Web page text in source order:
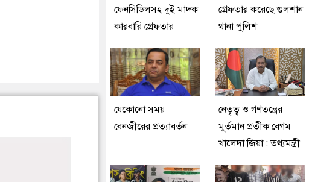
ফেনসিডিলসহ দুই মাদক
কারবারি গ্রেফতার
গ্রেফতার করেছে গুলশান
থানা পুলিশ
যেকোনো সময়
বেনজীরের প্রত্যাবর্তন
নেতৃত্ব ও গণতন্ত্রের
মূর্তমান প্রতীক বেগম
খালেদা জিয়া : তথ্যমন্ত্রী